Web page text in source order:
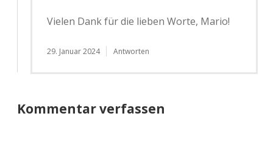
Vielen Dank für die lieben Worte, Mario!
29. Januar 2024 Antworten
Kommentar verfassen